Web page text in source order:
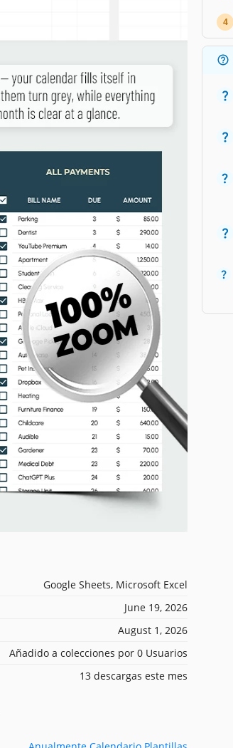
Google Sheets, Microsoft Excel
June 19, 2026
August 1, 2026
Añadido a colecciones por 0 Usuarios
13 descargas este mes
4